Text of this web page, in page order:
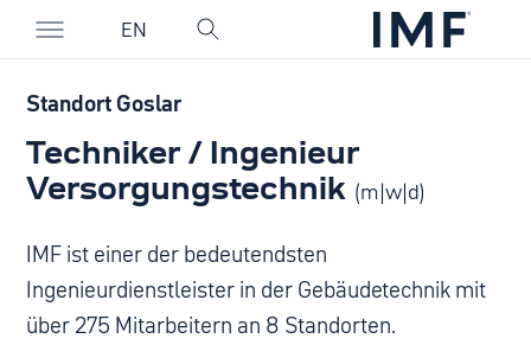
EN
Standort Goslar
Techniker / Ingenieur
Versorgungstechnik (m|w|d)
IMF ist einer der bedeutendsten
Ingenieurdienstleister in der Gebäudetechnik mit
über 275 Mitarbeitern an 8 Standorten.